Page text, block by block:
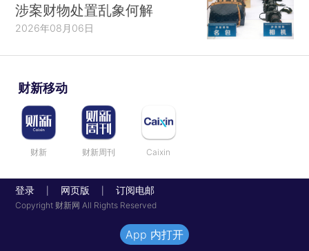
涉案财物处置乱象何解
2026年08月06日
财新移动
财新 财新周刊 Caixin
登录 网页版 订阅电邮
Copyright 财新网 All Rights Reserved
App 内打开